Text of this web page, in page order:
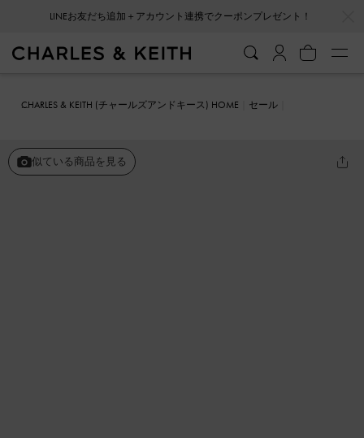
LINEお友だち追加＋アカウント連携でクーポンプレゼント！
CHARLES & KEITH (チャールズアンドキース) HOME
セール
似ている商品を見る